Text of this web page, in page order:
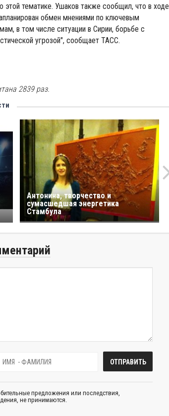
этой тематике. Ушаков также сообщил, что в ходе
обмен мнениями по ключевым
в том числе ситуации в Сирии, борьбе с
угрозой", сообщает ТАСС.
2839 раз.
Антонина, творчество и
сумасшедшая энергетика
Стамбула
предложения или последствия,
не принимаются.